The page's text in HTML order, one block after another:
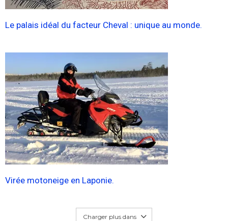
Le palais idéal du facteur Cheval : unique au monde.
Virée motoneige en Laponie.
Charger plus dans